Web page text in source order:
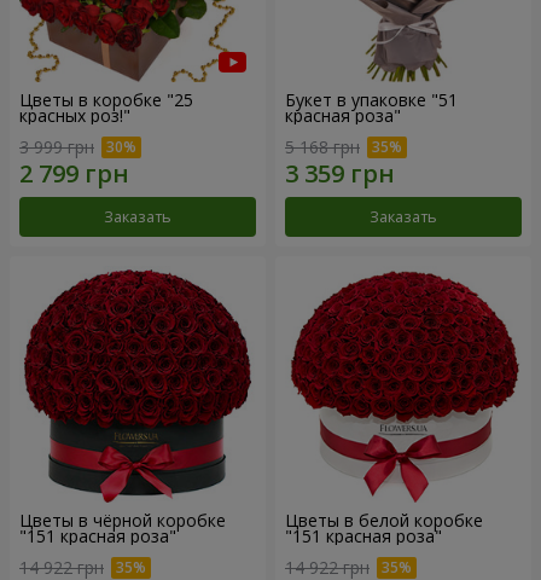
Цветы в коробке "25
красных роз!"
3 999 грн
Заказать
Букет в упаковке "51
красная роза"
5 168 грн
Заказать
Цветы в чёрной коробке
"151 красная роза"
14 922 грн
Цветы в белой коробке
"151 красная роза"
14 922 грн